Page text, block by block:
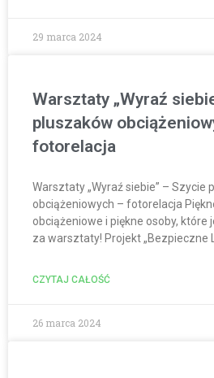
29 marca 2024
Warsztaty „Wyraź
pluszaków
fotorelacja
Warsztaty „Wyraź siebie” – Szycie
obciążeniowych – fotorelacja
obciążeniowe i piękne osoby, które
za warsztaty! Projekt „Bezpieczne
CZYTAJ CAŁOŚĆ
26 marca 2024